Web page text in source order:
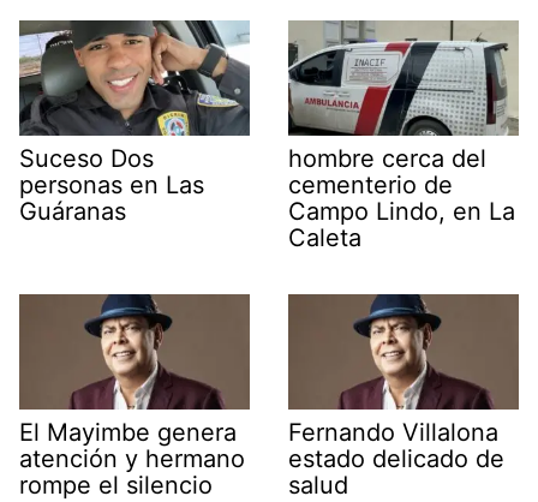
Suceso Dos
personas en Las
Guáranas
hombre cerca del
cementerio de
Campo Lindo, en La
Caleta
El Mayimbe genera
atención y hermano
rompe el silencio
Fernando Villalona
estado delicado de
salud